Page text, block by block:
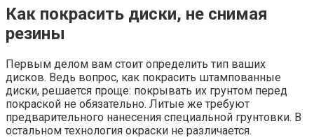
Как покрасить диски, не снимая
резины
Первым делом вам стоит определить тип ваших
дисков. Ведь вопрос, как покрасить штампованные
диски, решается проще: покрывать их грунтом перед
покраской не обязательно. Литые же требуют
предварительного нанесения специальной грунтовки. В
остальном технология окраски не различается.